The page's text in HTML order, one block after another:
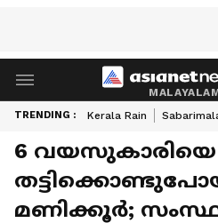
TRENDING : Kerala Rain
6 വയസുകാരിയെ
മണിക്കൂര്‍;